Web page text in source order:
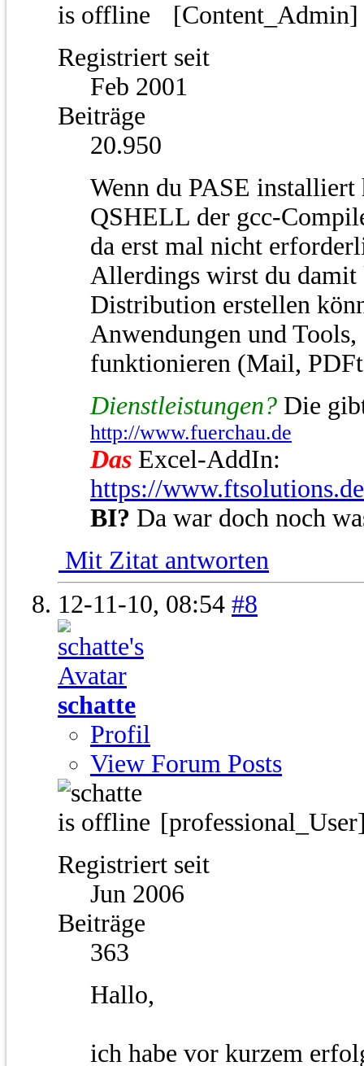
[Content_Admin]
Registriert seit
Feb 2001
Beiträge
20.950
Wenn du PASE installiert
QSHELL der gcc-
da erst mal nicht
Allerdings wirst du
Distribution erstellen
Anwendungen und
funktionieren (Mail,
Dienstleistungen? Die
http://www.fuerchau.de
Das Excel-AddIn:
https://
BI? Da war doch noch
Mit Zitat antworten
12-11-10, 08:54 #8
schatte
Profil
View Forum Posts
Registriert seit
Jun 2006
Beiträge
363
Hallo,
ich habe vor kurzem